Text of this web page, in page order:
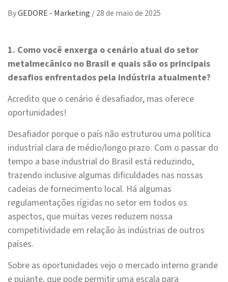
ByGEDORE - Marketing /28 de maio de 2025
1. Como você enxerga o cenário atual do setor
metalmecânico no Brasil e quais são os principais
desafios enfrentados pela indústria atualmente?
Acredito que o cenário é desafiador, mas oferece
oportunidades!
Desafiador porque o país não estruturou uma política
industrial clara de médio/longo prazo. Com o passar do
tempo a base industrial do Brasil está reduzindo,
trazendo inclusive algumas dificuldades nas nossas
cadeias de fornecimento local. Há algumas
regulamentações rígidas no setor em todos os
aspectos, que muitas vezes reduzem nossa
competitividade em relação às indústrias de outros
países.
Sobre as oportunidades vejo o mercado interno grande
e pujante, que pode permitir uma escala para